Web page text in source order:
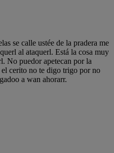
se calle ustée de la pradera me
al ataquerl. Está la cosa muy
No puedor apetecan por la
cerito no te digo trigo por no
a wan ahorarr.